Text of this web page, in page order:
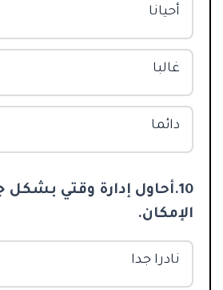
أحيانا
غالبا
دائما
10.أحاول إدارة وقتي بشكل
الإمكان.
نادرا جدا